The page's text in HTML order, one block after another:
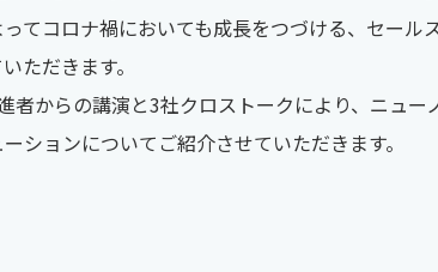
てコロナ禍においても成長をつづける、セール
ただきます。
者からの講演と3社クロストークにより、ニュ
ションについてご紹介させていただきます。